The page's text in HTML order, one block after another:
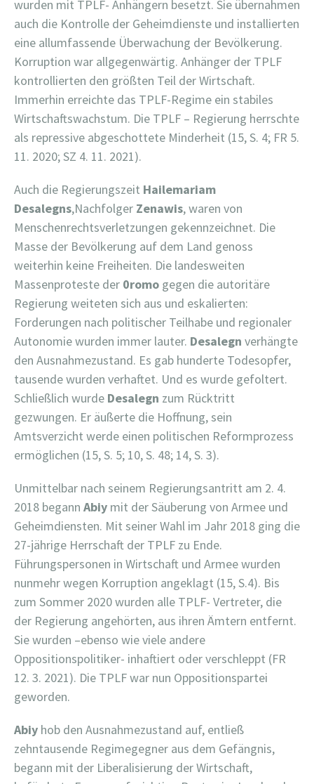
wurden mit TPLF- Anhängern besetzt. Sie übernahmen
auch die Kontrolle der Geheimdienste und installierten
eine allumfassende Überwachung der Bevölkerung.
Korruption war allgegenwärtig. Anhänger der TPLF
kontrollierten den größten Teil der Wirtschaft.
Immerhin erreichte das TPLF-Regime ein stabiles
Wirtschaftswachstum. Die TPLF – Regierung herrschte
als repressive abgeschottete Minderheit (15, S. 4; FR 5.
11. 2020; SZ 4. 11. 2021).
Auch die Regierungszeit Hailemariam
Desalegns,Nachfolger Zenawis, waren von
Menschenrechtsverletzungen gekennzeichnet. Die
Masse der Bevölkerung auf dem Land genoss
weiterhin keine Freiheiten. Die landesweiten
Massenproteste der 0romo gegen die autoritäre
Regierung weiteten sich aus und eskalierten:
Forderungen nach politischer Teilhabe und regionaler
Autonomie wurden immer lauter. Desalegn verhängte
den Ausnahmezustand. Es gab hunderte Todesopfer,
tausende wurden verhaftet. Und es wurde gefoltert.
Schließlich wurde Desalegn zum Rücktritt
gezwungen. Er äußerte die Hoffnung, sein
Amtsverzicht werde einen politischen Reformprozess
ermöglichen (15, S. 5; 10, S. 48; 14, S. 3).
Unmittelbar nach seinem Regierungsantritt am 2. 4.
2018 begann Abiy mit der Säuberung von Armee und
Geheimdiensten. Mit seiner Wahl im Jahr 2018 ging die
27-jährige Herrschaft der TPLF zu Ende.
Führungspersonen in Wirtschaft und Armee wurden
nunmehr wegen Korruption angeklagt (15, S.4). Bis
zum Sommer 2020 wurden alle TPLF- Vertreter, die
der Regierung angehörten, aus ihren Ämtern entfernt.
Sie wurden –ebenso wie viele andere
Oppositionspolitiker- inhaftiert oder verschleppt (FR
12. 3. 2021). Die TPLF war nun Oppositionspartei
geworden.
Abiy hob den Ausnahmezustand auf, entließ
zehntausende Regimegegner aus dem Gefängnis,
begann mit der Liberalisierung der Wirtschaft,